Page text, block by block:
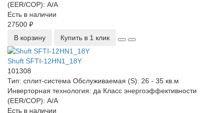
(EER/COP): A/A
Есть в наличии
27500 ₽
В корзину
Купить в 1 клик
Shuft SFTI-12HN1_18Y
101308
Тип: сплит-система Обслуживаемая (S): 26 - 35 кв.м
Инверторная технология: да Класс энергоэффективности
(EER/COP): A/A
Есть в наличии